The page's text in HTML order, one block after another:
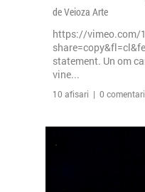
de Veioza Arte
https://vimeo.com/
statement. Un om
vine...
10 afisari | 0